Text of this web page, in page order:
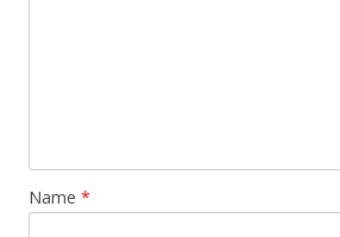
Name *